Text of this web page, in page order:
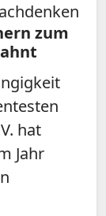
zum
hat
Jahr